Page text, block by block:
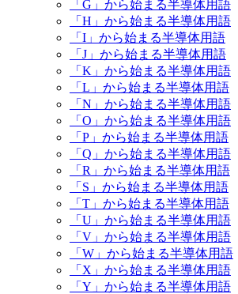
「G」から始まる半導体用語
「H」から始まる半導体用語
「I」から始まる半導体用語
「J」から始まる半導体用語
「K」から始まる半導体用語
「L」から始まる半導体用語
「N」から始まる半導体用語
「O」から始まる半導体用語
「P」から始まる半導体用語
「Q」から始まる半導体用語
「R」から始まる半導体用語
「S」から始まる半導体用語
「T」から始まる半導体用語
「U」から始まる半導体用語
「V」から始まる半導体用語
「W」から始まる半導体用語
「X」から始まる半導体用語
「Y」から始まる半導体用語